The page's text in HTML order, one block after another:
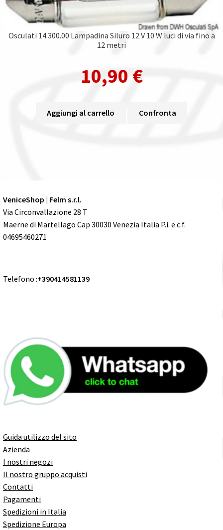
Osculati 14.300.00 Lampadina Siluro 12 V 10 W luci di via fino a
12 metri
10,90 €
Aggiungi al carrello Confronta
VeniceShop | Felm s.r.l.
Via Circonvallazione 28 T
Maerne di Martellago Cap 30030 Venezia Italia P.i. e c.f.
04695460271
Telefono :+390414581139
Guida utilizzo del sito
Azienda
I nostri negozi
Il nostro gruppo acquisti
Contatti
Pagamenti
Spedizioni in Italia
Spedizione Europa